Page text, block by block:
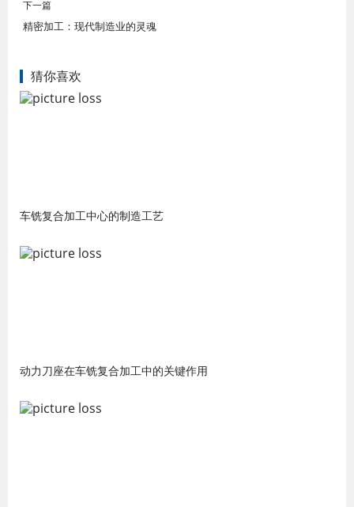
下一篇
精密加工：现代制造业的灵魂
猜你喜欢
车铣复合加工中心的制造工艺
动力刀座在车铣复合加工中的关键作用